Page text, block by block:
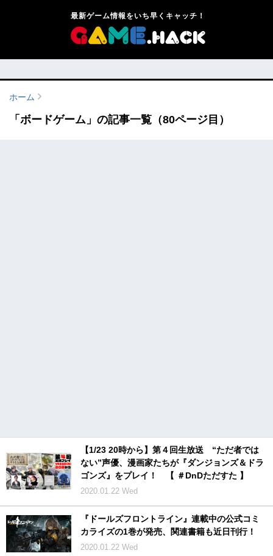
最新ゲーム情報をいち早くキャッチ！
ホーム
「ボードゲーム」の記事一覧（80ページ目）
【1/23 20時から】第４回生放送 “ただ者では
ない”声優、漫画家たちが『ダンジョンズ＆ドラ
ゴンズ』をプレイ！ 【 ＃DnDただすた 】
2020.01.22 Wed
『ドールズフロントライン』連載中の公式コミ
カライズの1巻が発売、関連書籍も近日刊行！
2020.01.22 Wed